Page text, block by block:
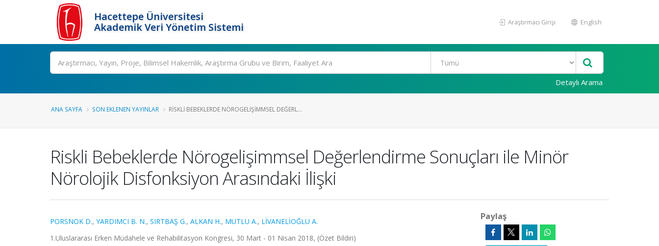
Hacettepe Üniversitesi
Akademik Veri Yönetim Sistemi
Araştırmacı Girişi English
Ara
Detaylı Arama
ANA SAYFA SON EKLENEN YAYINLAR RISKLI BEBEKLERDE NÖROGELIŞIMMSEL DEĞERL...
Riskli Bebeklerde Nörogelişimmsel Değerlendirme Sonuçları ile Minör
Nörolojik Disfonksiyon Arasındaki İlişki
PORSNOK D., YARDIMCI B. N., SIRTBAŞ G., ALKAN H., MUTLU A., LİVANELİOĞLU A.
1.Uluslararası Erken Müdahele ve Rehabilitasyon Kongresi, 30 Mart - 01 Nisan 2018, (Özet Bildiri)
Paylaş